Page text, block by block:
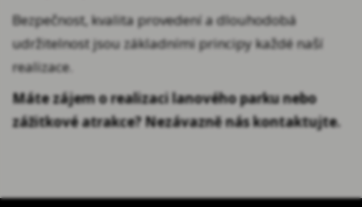
Bezpečnost, kvalita provedení a dlouhodobá
udržitelnost jsou základními principy každé naší
realizace.
Máte zájem o realizaci lanového parku nebo
zážitkové atrakce? Nezávazně nás kontaktujte.